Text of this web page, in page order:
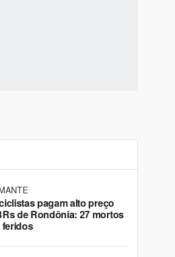
pagam alto preço
de Rondônia: 27 mortos
feridos